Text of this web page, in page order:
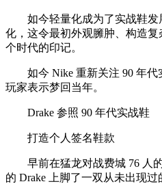
如今轻量化成为了实战鞋发
化，这令最初外观臃肿、构造
个时代的印记。
如今 Nike 重新关注 90 年代
玩家表示梦回当年。
Drake 参照 90 年代实战鞋
打造个人签名鞋款
早前在猛龙对战费城 76 人的
的 Drake 上脚了一双从未出现